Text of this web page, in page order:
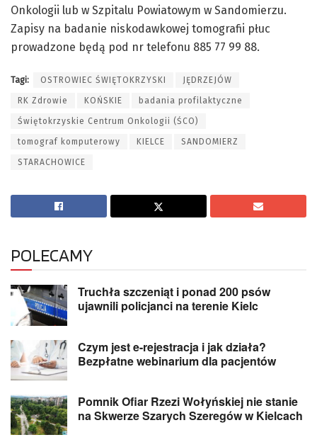
Onkologii lub w Szpitalu Powiatowym w Sandomierzu.
Zapisy na badanie niskodawkowej tomografii płuc
prowadzone będą pod nr telefonu 885 77 99 88.
Tagi: OSTROWIEC ŚWIĘTOKRZYSKI JĘDRZEJÓW
RK Zdrowie KOŃSKIE badania profilaktyczne
Świętokrzyskie Centrum Onkologii (ŚCO)
tomograf komputerowy KIELCE SANDOMIERZ
STARACHOWICE
POLECAMY
Truchła szczeniąt i ponad 200 psów
ujawnili policjanci na terenie Kielc
Czym jest e-rejestracja i jak działa?
Bezpłatne webinarium dla pacjentów
Pomnik Ofiar Rzezi Wołyńskiej nie stanie
na Skwerze Szarych Szeregów w Kielcach